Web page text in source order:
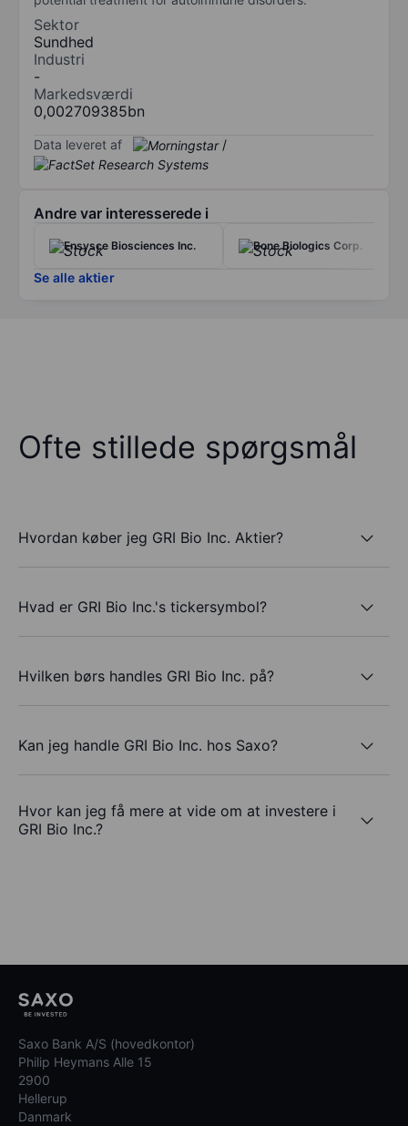
Sektor
Sundhed
Industri
-
Markedsværdi
0,002709385bn
Data leveret af /
Andre var interesserede i
Ensysce Biosciences Inc. Bone Biologics Corp.
Se alle aktier
Ofte stillede spørgsmål
Hvordan køber jeg GRI Bio Inc. Aktier?
Hvad er GRI Bio Inc.'s tickersymbol?
Hvilken børs handles GRI Bio Inc. på?
Kan jeg handle GRI Bio Inc. hos Saxo?
Hvor kan jeg få mere at vide om at investere i
GRI Bio Inc.?
Saxo Bank A/S (hovedkontor)
Philip Heymans Alle 15
2900
Hellerup
Danmark